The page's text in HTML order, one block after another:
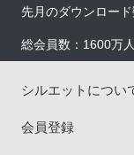
先月のダウンロー
総会員数：1600万
シルエットについ
会員登録